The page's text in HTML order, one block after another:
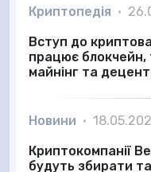
Криптопедія •
Вступ до
працює блокчейн,
майнінг та
Новини •
Криптокомпанії
будуть збирати